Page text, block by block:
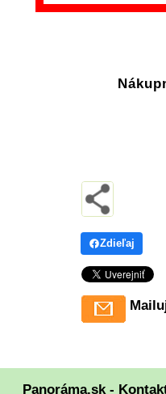
Zdieľaj
Panoráma.sk -